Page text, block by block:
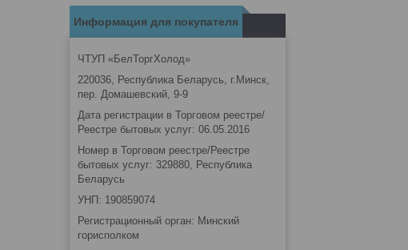
Информация для покупателя
ЧТУП «БелТоргХолод»
220036, Республика Беларусь, г.Минск,
пер. Домашевский, 9-9
Дата регистрации в Торговом реестре/
Реестре бытовых услуг: 06.05.2016
Номер в Торговом реестре/Реестре
бытовых услуг: 329880, Республика
Беларусь
УНП: 190859074
Регистрационный орган: Минский
горисполком